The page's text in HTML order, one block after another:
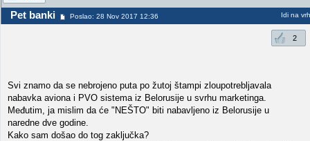
Pet banki Poslao: 28 Nov 2017 12:36 Idi na vrh
2
Svi znamo da se nebrojeno puta po žutoj štampi zloupotrebljavala
nabavka aviona i PVO sistema iz Belorusije u svrhu marketinga.
Međutim, ja mislim da će "NEŠTO" biti nabavljeno iz Belorusije u
naredne dve godine.
Kako sam došao do tog zaključka?